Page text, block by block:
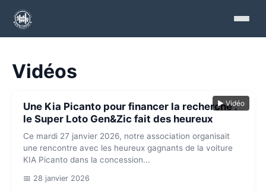
Vidéos
▶ Vidéo
Une Kia Picanto pour financer la recherche :
le Super Loto Gen&Zic fait des heureux
Ce mardi 27 janvier 2026, notre association organisait
une rencontre avec les heureux gagnants de la voiture
KIA Picanto dans la concession...
📅 28 janvier 2026